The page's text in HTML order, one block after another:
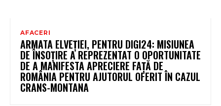
AFACERI
ARMATA ELVEȚIEI, PENTRU DIGI24: MISIUNEA
DE ÎNSOȚIRE A REPREZENTAT O OPORTUNITATE
DE A MANIFESTA APRECIERE FAȚĂ DE
ROMÂNIA PENTRU AJUTORUL OFERIT ÎN CAZUL
CRANS-MONTANA